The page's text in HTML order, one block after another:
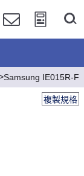
Samsung IE015R-F
複製規格